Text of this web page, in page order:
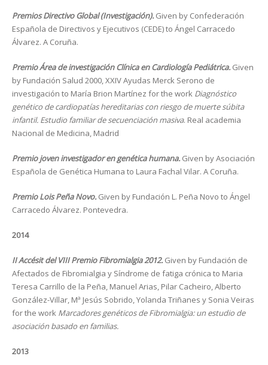
Premios Directivo Global (Investigación). Given by Confederación
Española de Directivos y Ejecutivos (CEDE) to Ángel Carracedo
Álvarez. A Coruña.
Premio Área de investigación Clínica en Cardiología Pediátrica. Given
by Fundación Salud 2000, XXIV Ayudas Merck Serono de
investigación to María Brion Martínez for the work Diagnóstico
genético de cardiopatías hereditarias con riesgo de muerte súbita
infantil. Estudio familiar de secuenciación masiva. Real academia
Nacional de Medicina, Madrid
Premio joven investigador en genética humana. Given by Asociación
Española de Genética Humana to Laura Fachal Vilar. A Coruña.
Premio Lois Peña Novo. Given by Fundación L. Peña Novo to Ángel
Carracedo Álvarez. Pontevedra.
2014
II Accésit del VIII Premio Fibromialgia 2012. Given by Fundación de
Afectados de Fibromialgia y Síndrome de fatiga crónica to Maria
Teresa Carrillo de la Peña, Manuel Arias, Pilar Cacheiro, Alberto
González-Villar, Mª Jesús Sobrido, Yolanda Triñanes y Sonia Veiras
for the work Marcadores genéticos de Fibromialgia: un estudio de
asociación basado en familias.
2013